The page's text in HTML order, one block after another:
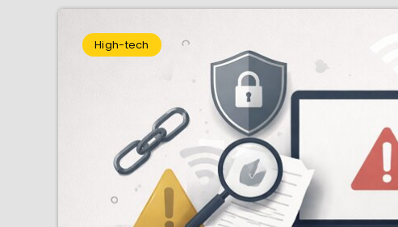
High-tech